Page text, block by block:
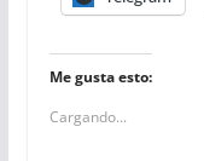
Me gusta esto:
Cargando...